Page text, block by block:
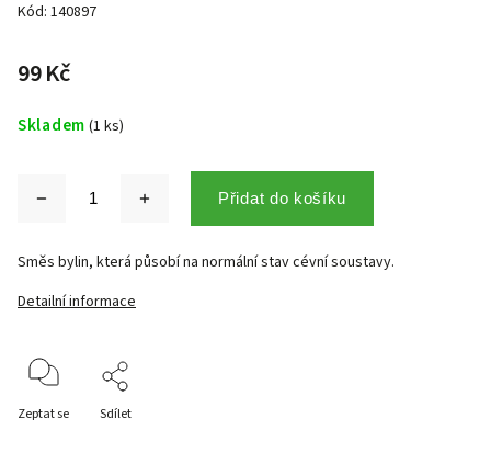
Kód: 140897
99 Kč
Skladem (1 ks)
Přidat do košíku
Směs bylin, která působí na normální stav cévní soustavy.
Detailní informace
Zeptat se Sdílet